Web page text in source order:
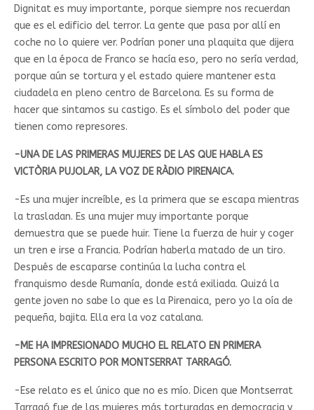
Dignitat es muy importante, porque siempre nos recuerdan
que es el edificio del terror. La gente que pasa por allí en
coche no lo quiere ver. Podrían poner una plaquita que dijera
que en la época de Franco se hacía eso, pero no sería verdad,
porque aún se tortura y el estado quiere mantener esta
ciudadela en pleno centro de Barcelona. Es su forma de
hacer que sintamos su castigo. Es el símbolo del poder que
tienen como represores.
-UNA DE LAS PRIMERAS MUJERES DE LAS QUE HABLA ES
VICTÒRIA PUJOLAR, LA VOZ DE RÀDIO PIRENAICA.
-Es una mujer increíble, es la primera que se escapa mientras
la trasladan. Es una mujer muy importante porque
demuestra que se puede huir. Tiene la fuerza de huir y coger
un tren e irse a Francia. Podrían haberla matado de un tiro.
Después de escaparse continúa la lucha contra el
franquismo desde Rumanía, donde está exiliada. Quizá la
gente joven no sabe lo que es la Pirenaica, pero yo la oía de
pequeña, bajita. Ella era la voz catalana.
-ME HA IMPRESIONADO MUCHO EL RELATO EN PRIMERA
PERSONA ESCRITO POR MONTSERRAT TARRAGÓ.
-Ese relato es el único que no es mío. Dicen que Montserrat
Tarragó fue de las mujeres más torturadas en democracia y